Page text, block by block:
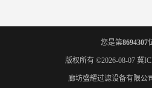
您是第8694307
版权所有 ©2026-08-07 冀
廊坊盛耀过滤设备有限公